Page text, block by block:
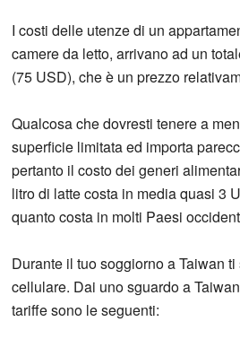
I costi delle utenze di un
camere da letto, arrivano ad un
(75 USD), che è un prezzo
Qualcosa che dovresti tenere a
superficie limitata ed importa
pertanto il costo dei generi
litro di latte costa in media quasi 3
quanto costa in molti Paesi
Durante il tuo soggiorno a Taiwan
cellulare. Dai uno sguardo a
tariffe sono le seguenti: